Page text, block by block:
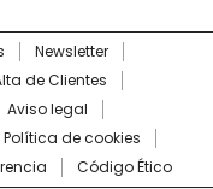
Newsletter
de Clientes
Aviso legal
Política de cookies
Código Ético